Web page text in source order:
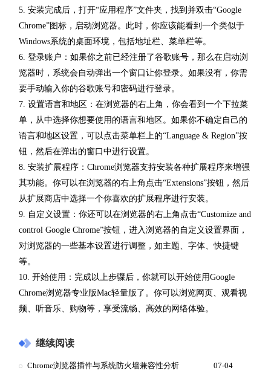
5. 安装完成后，打开“应用程序”文件夹，找到并双击“Google
Chrome”图标，启动浏览器。此时，你应该能看到一个类似于
Windows系统的桌面环境，包括地址栏、菜单栏等。
6. 登录账户：如果你之前已经注册了谷歌账号，那么在启动浏
览器时，系统会自动弹出一个窗口让你登录。如果没有，你需
要手动输入你的谷歌账号和密码进行登录。
7. 设置语言和地区：在浏览器的右上角，你会看到一个下拉菜
单，从中选择你想要使用的语言和地区。如果你不确定自己的
语言和地区设置，可以点击菜单栏上的“Language & Region”按
钮，然后在弹出的窗口中进行设置。
8. 安装扩展程序：Chrome浏览器支持安装各种扩展程序来增强
其功能。你可以在浏览器的右上角点击“Extensions”按钮，然后
从扩展商店中选择一个你喜欢的扩展程序进行安装。
9. 自定义设置：你还可以在浏览器的右上角点击“Customize and
control Google Chrome”按钮，进入浏览器的自定义设置界面，
对浏览器的一些基本设置进行调整，如主题、字体、快捷键
等。
10. 开始使用：完成以上步骤后，你就可以开始使用Google
Chrome浏览器专业版Mac轻量版了。你可以浏览网页、观看视
频、听音乐、购物等，享受流畅、高效的网络体验。
继续阅读
Chrome浏览器插件与系统防火墙兼容性分析 07-04